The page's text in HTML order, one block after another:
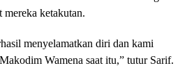
mereka ketakutan.
menyelamatkan diri dan kami
Wamena saat itu,” tutur Sarif.